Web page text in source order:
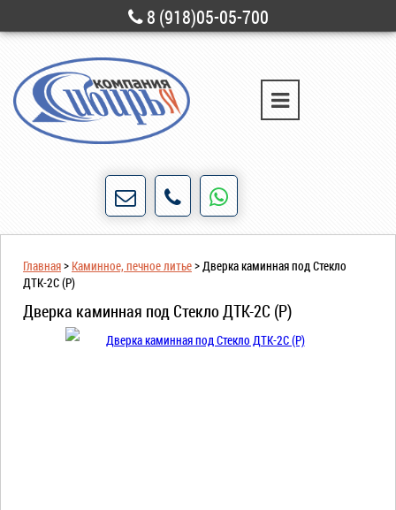
8 (918)05-05-700
г. Новороссийск ул. Свободы, д. 28
слова!
Главная> Каминное, печное литье>Дверка каминная под Стекло
ДТК-2С (Р)
Дверка каминная под Стекло ДТК-2С (Р)